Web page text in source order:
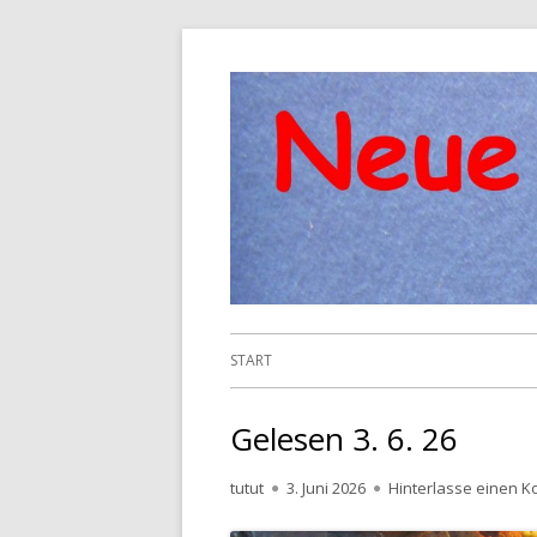
Primäres
START
Gelesen 3. 6. 26
Autor
tutut
Veröffentlicht
3. Juni 2026 Hinterlasse einen